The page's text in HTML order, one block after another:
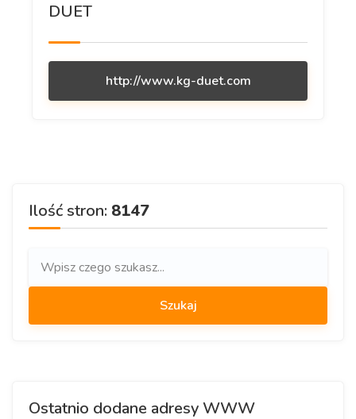
DUET
http://www.kg-duet.com
Ilość stron: 8147
Ostatnio dodane adresy WWW